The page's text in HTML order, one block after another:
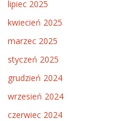
lipiec 2025
kwiecień 2025
marzec 2025
styczeń 2025
grudzień 2024
wrzesień 2024
czerwiec 2024